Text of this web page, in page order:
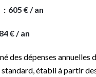
605 € / an
€ / an
des dépenses annuelles
standard, établi à partir